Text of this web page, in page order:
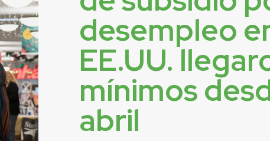
desempleo
EE.UU.
mínimos
abril